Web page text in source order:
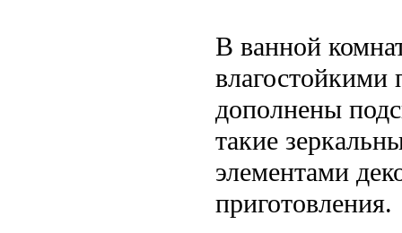
В ванной
дополнены
такие
элементами
приготовления.